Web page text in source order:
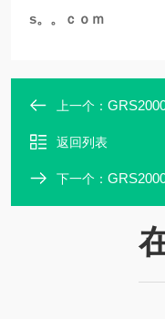
s。。ｃｏｍ
上一个：
返回列表
下一个：